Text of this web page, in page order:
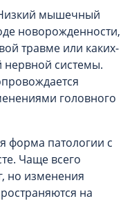
мышечный
новорожденности,
травме или каких-
нервной системы.
головного
форма патологии с
Чаще всего
но изменения
на